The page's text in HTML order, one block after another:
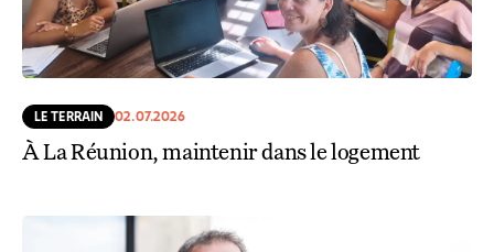
LE TERRAIN 02.07.2026
À La Réunion, maintenir dans le logement